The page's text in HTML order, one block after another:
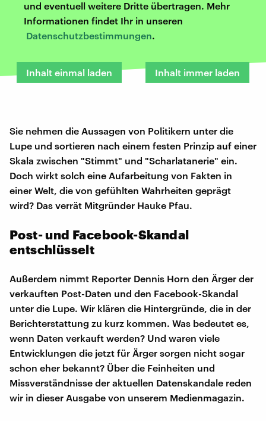
und eventuell weitere Dritte übertragen. Mehr
Informationen findet Ihr in unseren
Datenschutzbestimmungen.
Inhalt einmal laden Inhalt immer laden
Sie nehmen die Aussagen von Politikern unter die
Lupe und sortieren nach einem festen Prinzip auf einer
Skala zwischen "Stimmt" und "Scharlatanerie" ein.
Doch wirkt solch eine Aufarbeitung von Fakten in
einer Welt, die von gefühlten Wahrheiten geprägt
wird? Das verrät Mitgründer Hauke Pfau.
Post- und Facebook-Skandal
entschlüsselt
Außerdem nimmt Reporter Dennis Horn den Ärger der
verkauften Post-Daten und den Facebook-Skandal
unter die Lupe. Wir klären die Hintergründe, die in der
Berichterstattung zu kurz kommen. Was bedeutet es,
wenn Daten verkauft werden? Und waren viele
Entwicklungen die jetzt für Ärger sorgen nicht sogar
schon eher bekannt? Über die Feinheiten und
Missverständnisse der aktuellen Datenskandale reden
wir in dieser Ausgabe von unserem Medienmagazin.